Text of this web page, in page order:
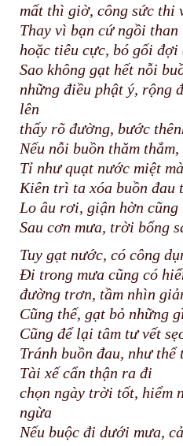
mất thì giờ, công sức thi
Thay vì bạn cứ ngồi than
hoặc tiêu cực, bó gối đợi
Sao không gạt hết nỗi
những điều phật ý, rộng
lên
thấy rõ đường, bước
Nếu nỗi buồn thăm
Tỉ như quạt nước miệt
Kiên trì ta xóa buồn đau
Lo âu rơi, giận hờn cũng
Sau cơn mưa, trời bổng
Tuy gạt nước, có công
Đi trong mưa cũng có
đường trơn, tầm nhìn
Cũng thế, gạt bỏ những
Cũng để lại tâm tư vết
Tránh buồn đau, như thể
Tài xế cẩn thận ra đi
chọn ngày trời tốt, hiểm
ngừa
Nếu buộc đi dưới mưa,